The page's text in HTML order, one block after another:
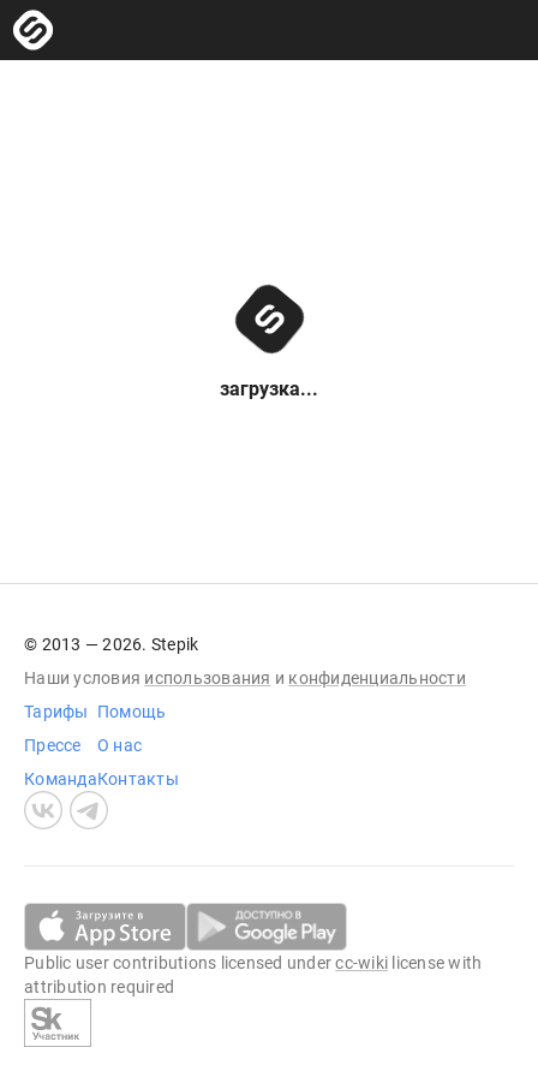
загрузка...
© 2013 — 2026. Stepik
Наши условия использования и конфиденциальности
Тарифы
Прессе
Команда
Помощь
О нас
Контакты
Public user contributions licensed undercc-wiki license with
attribution required